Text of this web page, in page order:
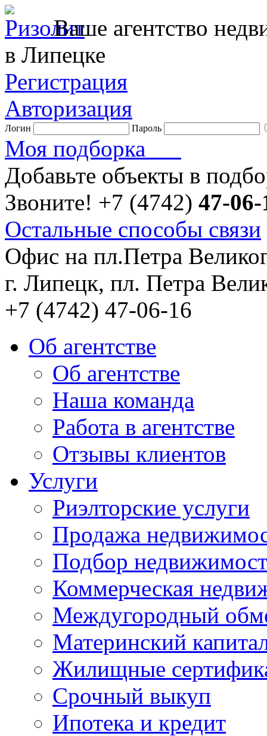
Ваше агентство
в Липецке
Регистрация
Авторизация
Логин Пароль
Моя подборка
Добавьте объекты в
Звоните! +7 (4742) 47-06-
Остальные способы связи
Офис на пл.Петра
г. Липецк, пл. Петра
+7 (4742) 47-06-16
Об агентстве
Об агентстве
Наша команда
Работа в агентстве
Отзывы клиентов
Услуги
Риэлторские услуги
Продажа
Подбор
Коммерческая
Междугородный
Материнский
Жилищные
Срочный выкуп
Ипотека и кредит